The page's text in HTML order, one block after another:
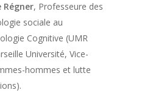
Régner, Professeure des
sociale au
Cognitive (UMR
Université, Vice-
hommes et lutte